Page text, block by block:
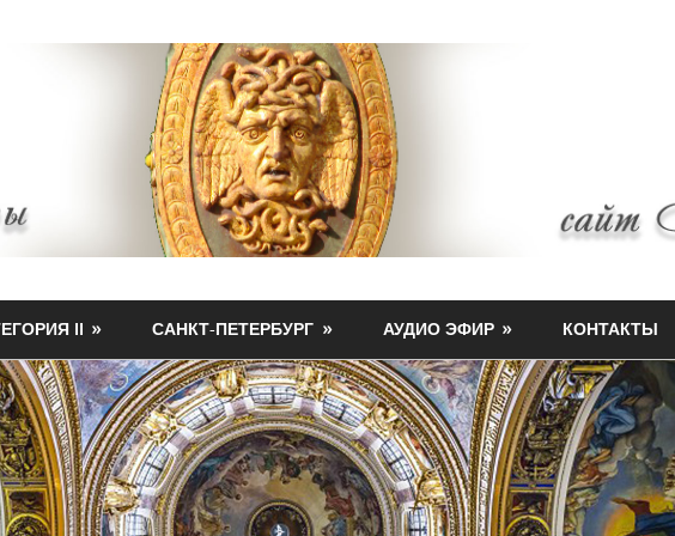
II САНКТ-ПЕТЕРБУРГ АУДИО ЭФИР КОНТАКТЫ